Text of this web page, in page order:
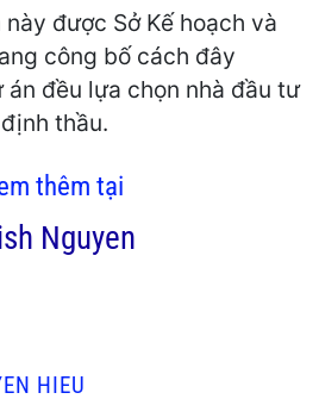
được Sở Kế hoạch và
công bố cách đây
án đều lựa chọn nhà đầu tư
thầu.
thêm tại
Nguyen
HIEU